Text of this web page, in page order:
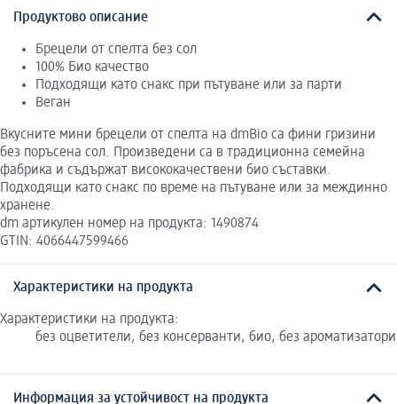
Продуктово описание
Брецели от спелта без сол
100% Био качество
Подходящи като снакс при пътуване или за парти
Веган
Вкусните мини брецели от спелта на dmBio са фини гризини
без поръсена сол. Произведени са в традиционна семейна
фабрика и съдържат висококачествени био съставки.
Подходящи като снакс по време на пътуване или за междинно
хранене.
dm артикулен номер на продукта: 1490874
GTIN: 4066447599466
Характеристики на продукта
Характеристики на продукта:
без оцветители, без консерванти, био, без ароматизатори
Информация за устойчивост на продукта